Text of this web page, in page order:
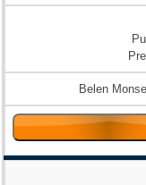
Belen